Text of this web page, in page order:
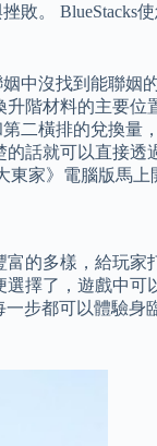
。 BlueStacks
中沒找到能聯姻
階材料的主要
二橫排的兌換量
話就可以直接透
東家》電腦版馬上
的多樣，給玩家
擇了，遊戲中
步都可以體驗身